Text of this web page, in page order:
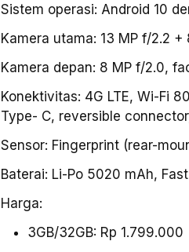
Sistem operasi: Android 10
Kamera utama: 13 MP f/2.2
Kamera depan: 8 MP f/2.0,
Konektivitas: 4G LTE, Wi-Fi
Type- C, reversible
Sensor: Fingerprint (rear-
Baterai: Li-Po 5020 mAh,
Harga:
3GB/32GB: Rp 1.799.000